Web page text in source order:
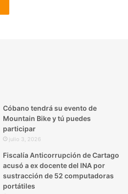
Cóbano tendrá su evento de
Mountain Bike y tú puedes
participar
julio 3, 2026
Fiscalía Anticorrupción de Cartago
acusó a ex docente del INA por
sustracción de 52 computadoras
portátiles